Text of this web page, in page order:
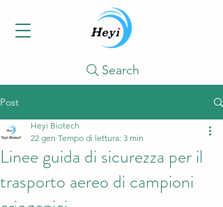
Search
Post
Linee guida di sicurezza per il
trasporto aereo di campioni
Heyi Biotech
22 gen Tempo di lettura: 3 min